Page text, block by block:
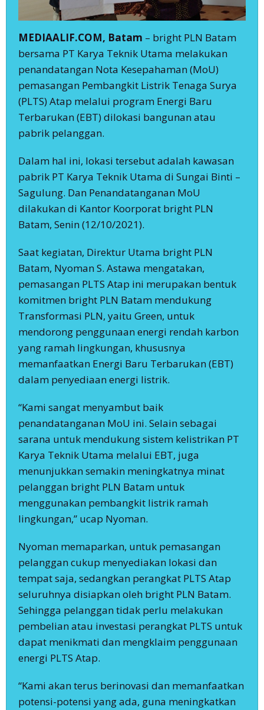
MEDIAALIF.COM, Batam – bright PLN Batam
bersama PT Karya Teknik Utama melakukan
penandatangan Nota Kesepahaman (MoU)
pemasangan Pembangkit Listrik Tenaga Surya
(PLTS) Atap melalui program Energi Baru
Terbarukan (EBT) dilokasi bangunan atau
pabrik pelanggan.
Dalam hal ini, lokasi tersebut adalah kawasan
pabrik PT Karya Teknik Utama di Sungai Binti –
Sagulung. Dan Penandatanganan MoU
dilakukan di Kantor Koorporat bright PLN
Batam, Senin (12/10/2021).
Saat kegiatan, Direktur Utama bright PLN
Batam, Nyoman S. Astawa mengatakan,
pemasangan PLTS Atap ini merupakan bentuk
komitmen bright PLN Batam mendukung
Transformasi PLN, yaitu Green, untuk
mendorong penggunaan energi rendah karbon
yang ramah lingkungan, khususnya
memanfaatkan Energi Baru Terbarukan (EBT)
dalam penyediaan energi listrik.
“Kami sangat menyambut baik
penandatanganan MoU ini. Selain sebagai
sarana untuk mendukung sistem kelistrikan PT
Karya Teknik Utama melalui EBT, juga
menunjukkan semakin meningkatnya minat
pelanggan bright PLN Batam untuk
menggunakan pembangkit listrik ramah
lingkungan,” ucap Nyoman.
Nyoman memaparkan, untuk pemasangan
pelanggan cukup menyediakan lokasi dan
tempat saja, sedangkan perangkat PLTS Atap
seluruhnya disiapkan oleh bright PLN Batam.
Sehingga pelanggan tidak perlu melakukan
pembelian atau investasi perangkat PLTS untuk
dapat menikmati dan mengklaim penggunaan
energi PLTS Atap.
“Kami akan terus berinovasi dan memanfaatkan
potensi-potensi yang ada, guna meningkatkan